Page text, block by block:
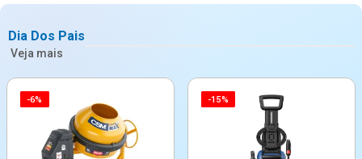
Dia Dos Pais
Veja mais
-6% -15%